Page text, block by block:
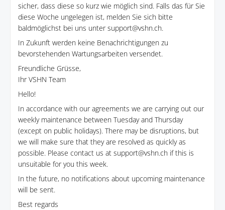
sicher, dass diese so kurz wie möglich sind. Falls das für Sie
diese Woche ungelegen ist, melden Sie sich bitte
baldmöglichst bei uns unter support@vshn.ch.
In Zukunft werden keine Benachrichtigungen zu
bevorstehenden Wartungsarbeiten versendet.
Freundliche Grüsse,
Ihr VSHN Team
Hello!
In accordance with our agreements we are carrying out our
weekly maintenance between Tuesday and Thursday
(except on public holidays). There may be disruptions, but
we will make sure that they are resolved as quickly as
possible. Please contact us at support@vshn.ch if this is
unsuitable for you this week.
In the future, no notifications about upcoming maintenance
will be sent.
Best regards